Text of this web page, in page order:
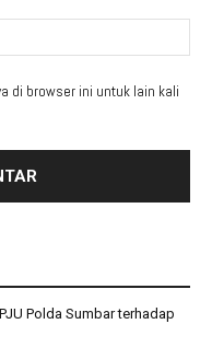
di browser ini untuk lain kali
Polda Sumbar terhadap